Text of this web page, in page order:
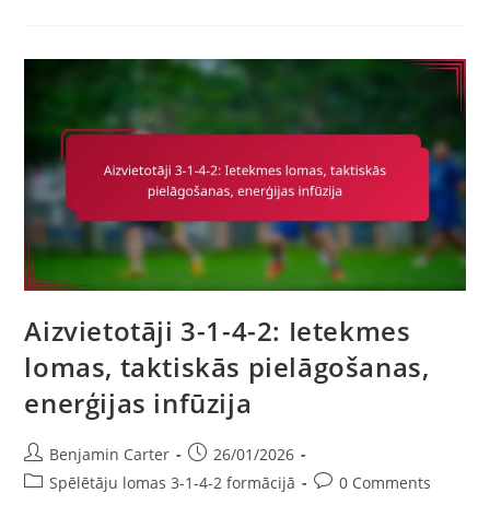
Elastība,
Situatīvās
Aizvietotāji 3-1-4-2: Ietekmes
lomas, taktiskās pielāgošanas,
enerģijas infūzija
Post
author:
Benjamin Carter
Post
published:
26/01/2026
PostSpēlētāju lomas 3-1-4-2 formācijā
Post0 Comments